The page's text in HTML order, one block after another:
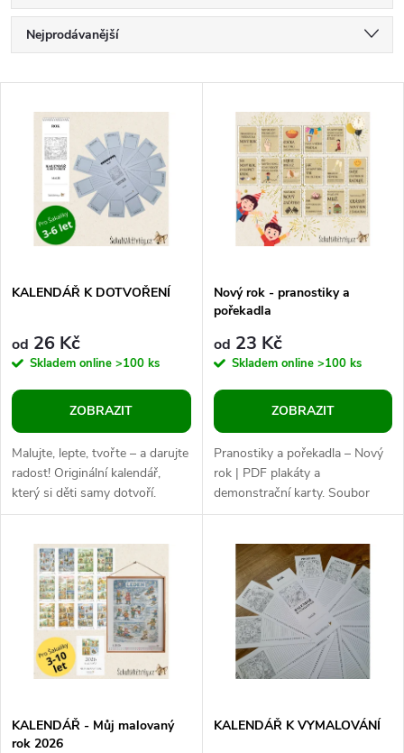
Ř
a
p
r
o
d
u
Nejprodávanější
Abecedně
V
s
p
r
o
d
u
KALENDÁŘ K DOTVOŘENÍ
od 26 Kč
Skladem online >100 ks
ZOBRAZIT
Malujte, lepte, tvořte – a darujte
radost! Originální kalendář,
který si děti samy dotvoří.
Skvělý jako osobní dárek pro
Nový rok - pranostiky a
pořekadla
od 23 Kč
Skladem online >100 ks
ZOBRAZIT
Pranostiky a pořekadla – Nový
rok | PDF plakáty a
demonstrační karty. Soubor
nejznámějších novoročních
formátu A4....
KALENDÁŘ - Můj malovaný
rok 2026
KALENDÁŘ K VYMALOVÁNÍ